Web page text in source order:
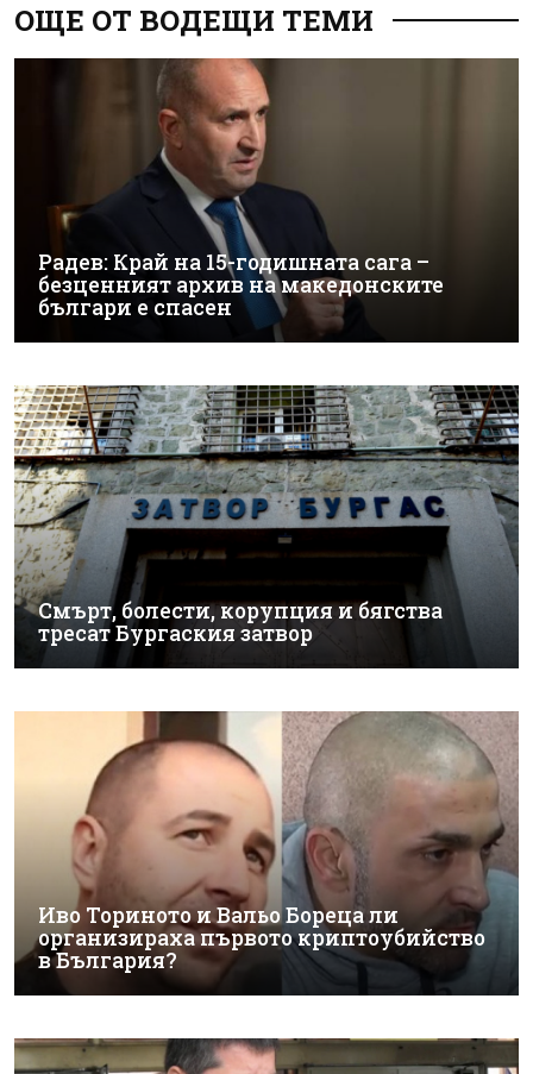
ОЩЕ ОТ ВОДЕЩИ ТЕМИ
Радев: Край на 15-годишната сага –
безценният архив на македонските
българи е спасен
Смърт, болести, корупция и бягства
тресат Бургаския затвор
Иво Ториното и Вальо Бореца ли
организираха първото криптоубийство
в България?